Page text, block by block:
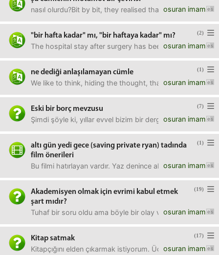
osuran imam
nasıl olurdu?Bit by bit, they realised that all was not
(2)
"bir hafta kadar" mı, "bir haftaya kadar" mı?
osuran imam
The hospital stay after surgery has been shortened to
(1)
ne dediği anlaşılamayan cümle
osuran imam
We like to think, hiding the thought, that with all the
(7)
Eski bir borç mevzusu
osuran imam
Şimdi şöyle ki, yıllar evvel bizim bir dergi çıkarma projesi
(1)
altı gün yedi gece (saving private ryan) tadında
film önerileri
osuran imam
Bu filmi hatırlayan vardır. Yaz denince aklıma ilk gelen
(19)
Akademisyen olmak için evrimi kabul etmek
şart mıdır?
osuran imam
Tuhaf bir soru oldu ama böyle bir olay var. Şimdi diyelim
(17)
Kitap satmak
osuran imam
Kitapçığını elden çıkarmak istiyorum. Üç bin civarında